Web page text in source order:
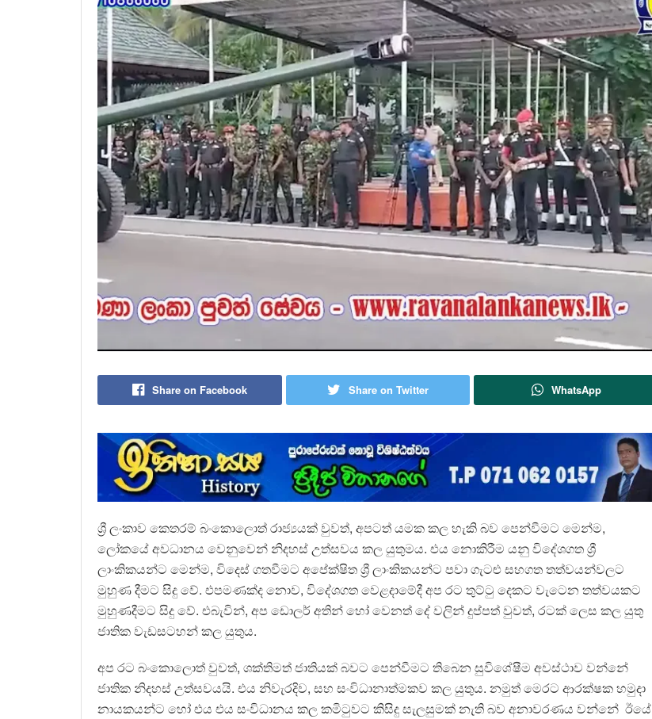
Share on Facebook Share on Twitter WhatsApp
ශ්‍රී ලංකාව කෙතරම් බංකොලොත් රාජ්‍යයක් වුවත්, අපටත් යමක කල හැකි බව පෙන්වීමට මෙන්ම,
ලෝකයේ අවධානය වෙනුවෙන් නිදහස් උත්සවය කල යුතුමය. එය නොකිරීම යනු විදේශගත ශ්‍රී
ලාංකිකයන්ට මෙන්ම, විදෙස් ගතවීමට අපේක්ෂිත ශ්‍රී ලාංකිකයන්ට පවා ගැටළු සහගත තත්වයන්වලට
මුහුණ දීමට සිදු වේ. එපමණක්ද නොව, විදේශගත වෙළදාමේදී අප රට තුට්ටු දෙකට වැටෙන තත්වයකට
මුහුණදීමට සිදු වේ. එබැවින්, අප ඩොලර් අතින් හෝ වෙනත් දේ වලින් දුප්පත් වුවත්, රටක් ලෙස කල යුතු
ජාතික වැඩසටහන් කල යුතුය.
අප රට බංකොලොත් වුවත්, ශක්තිමත් ජාතියක් බවට පෙන්වීමට තිබෙන සුවිශේෂීම අවස්ථාව වන්නේ
ජාතික නිදහස් උත්සවයයි. එය නිවැරදිව, සහ සංවිධානාත්මකව කල යුතුය. නමුත් මෙරට ආරක්ෂක හමුදා
නායකයන්ට හෝ එය එය සංවිධානය කල කමිටුවට කිසිදු සැලසුමක් නැති බව අනාවරණය වන්නේ ඊයේ